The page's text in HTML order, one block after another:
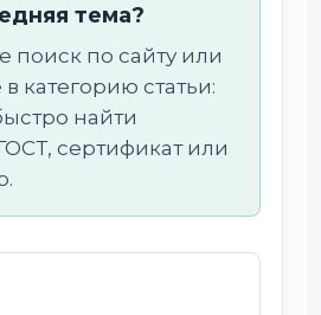
тема?
поиск по сайту или
категорию статьи:
найти
сертификат или